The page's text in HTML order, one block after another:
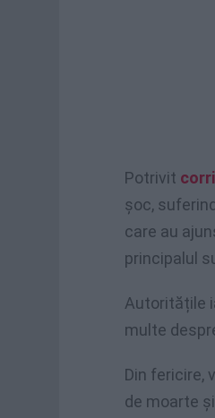
Potrivit
șoc,
care au
principalul
Autoritățile
multe
Din fericire,
de moarte